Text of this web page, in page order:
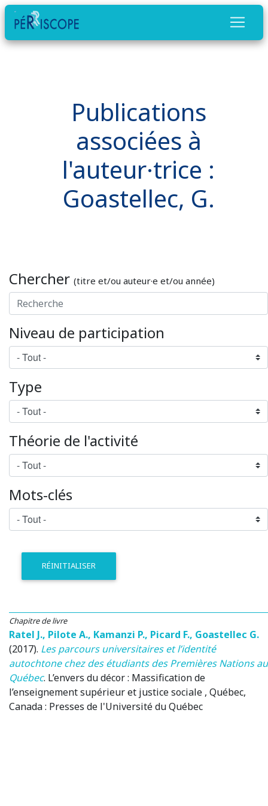
Publications
associées à
l'auteur·trice :
Goastellec, G.
Chercher (titre et/ou auteur·e et/ou année)
Niveau de participation
Type
Théorie de l'activité
Mots-clés
RÉINITIALISER
Chapitre de livre
Ratel J., Pilote A., Kamanzi P., Picard F., Goastellec G.
(2017). Les parcours universitaires et l’identité
autochtone chez des étudiants des Premières Nations au
Québec. L’envers du décor : Massification de
l’enseignement supérieur et justice sociale , Québec,
Canada: Presses de l'Université du Québec